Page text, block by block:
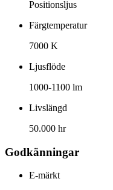
Positionsljus
Färgtemperatur
7000 K
Ljusflöde
1000-1100 lm
Livslängd
50.000 hr
Godkänningar
E-märkt